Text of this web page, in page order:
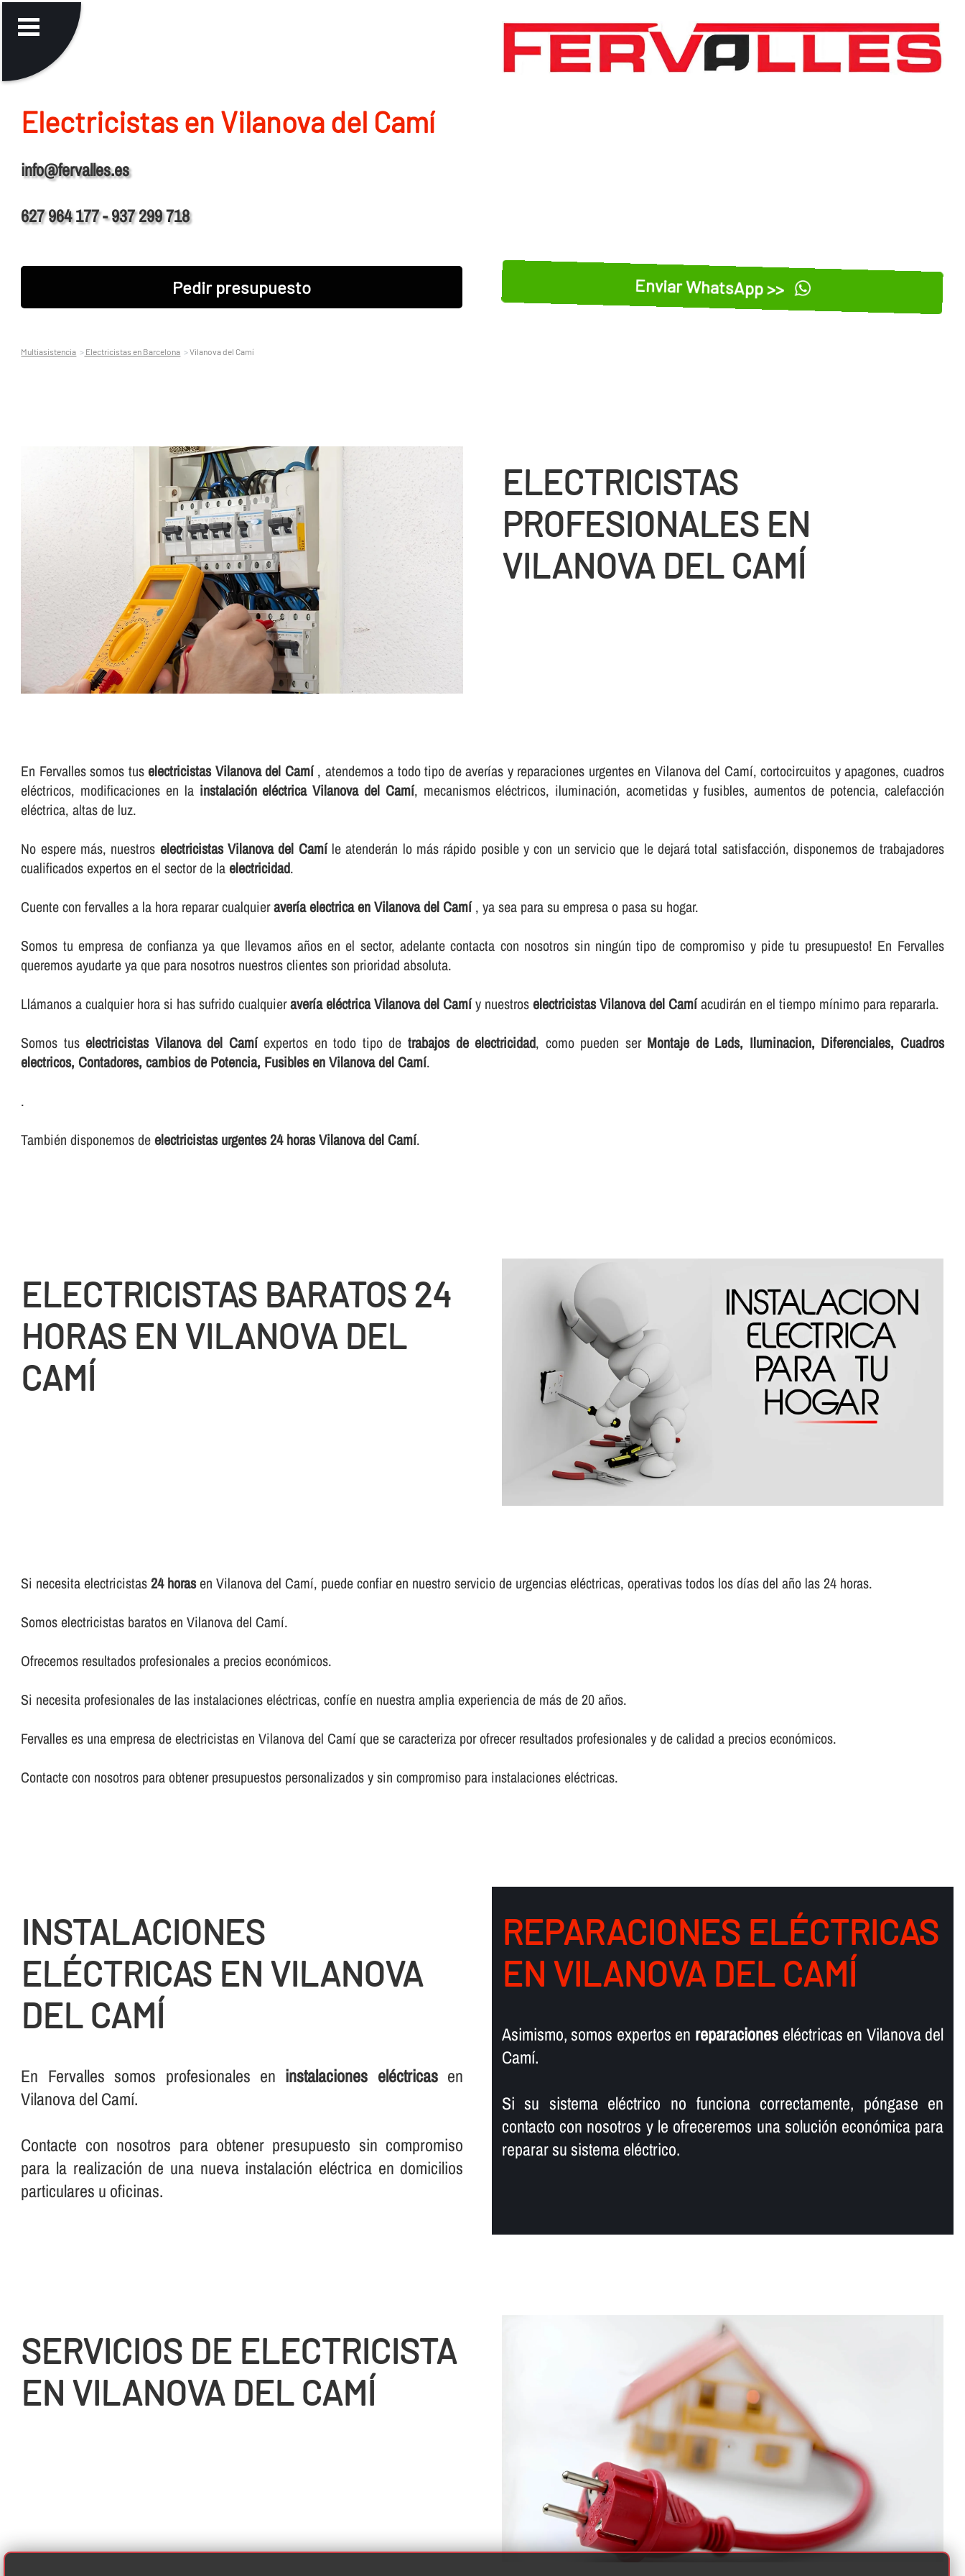
Electricistas en Vilanova del Camí
info@fervalles.es
627 964 177 - 937 299 718
Pedir presupuesto Enviar WhatsApp >>
Multiasistencia Electricistas en Barcelona Vilanova del Camí
ELECTRICISTAS
PROFESIONALES EN
VILANOVA DEL CAMÍ
En Fervalles somos tuselectricistas Vilanova del Camí, atendemos a todo tipo de averí­as y reparaciones urgentes en Vilanova del Camí, cortocircuitos y apagones, cuadros
eléctricos, modificaciones en la instalación eléctrica Vilanova del Camí, mecanismos eléctricos, iluminación, acometidas y fusibles, aumentos de potencia, calefacción
eléctrica, altas de luz.
No espere más, nuestros electricistas Vilanova del Camíle atenderán lo más rápido posible y con un servicio que le dejará total satisfacción, disponemos de trabajadores
cualificados expertos en el sector de laelectricidad.
Cuente con fervalles a la hora reparar cualquieraverí­a electrica en Vilanova del Camí, ya sea para su empresa o pasa su hogar.
Somos tu empresa de confianza ya que llevamos años en el sector, adelante contacta con nosotros sin ningún tipo de compromiso y pide tu presupuesto! En Fervalles
queremos ayudarte ya que para nosotros nuestros clientes son prioridad absoluta.
Llámanos a cualquier hora si has sufrido cualquieraverí­a eléctrica Vilanova del Camíy nuestroselectricistas Vilanova del Camíacudirán en el tiempo mí­nimo para repararla.
Somos tuselectricistas Vilanova del Camíexpertos en todo tipo de trabajos de electricidad, como pueden ser Montaje de Leds, Iluminacion, Diferenciales, Cuadros
electricos, Contadores, cambios de Potencia, Fusibles en Vilanova del Camí.
.
También disponemos deelectricistas urgentes 24 horas Vilanova del Camí.
ELECTRICISTAS BARATOS 24
HORAS EN VILANOVA DEL
CAMÍ
Si necesita electricistas24 horasen Vilanova del Camí, puede confiar en nuestro servicio de urgencias eléctricas, operativas todos los dí­as del año las 24 horas.
Somos electricistas baratos en Vilanova del Camí.
Ofrecemos resultados profesionales a precios económicos.
Si necesita profesionales de las instalaciones eléctricas, confí­e en nuestra amplia experiencia de más de 20 años.
Fervalles es una empresa de electricistas en Vilanova del Camí que se caracteriza por ofrecer resultados profesionales y de calidad a precios económicos.
Contacte con nosotros para obtener presupuestos personalizados y sin compromiso para instalaciones eléctricas.
INSTALACIONES
ELÉCTRICAS EN VILANOVA
DEL CAMÍ
En Fervalles somos profesionales en instalaciones eléctricasen
Vilanova del Camí.
Contacte con nosotros para obtener presupuesto sin compromiso
para la realización de una nueva instalación eléctrica en domicilios
particulares u oficinas.
REPARACIONES ELÉCTRICAS
EN VILANOVA DEL CAMÍ
Asimismo, somos expertos en reparaciones eléctricas en Vilanova del
Camí.
Si su sistema eléctrico no funciona correctamente, póngase en
contacto con nosotros y le ofreceremos una solución económica para
reparar su sistema eléctrico.
SERVICIOS DE ELECTRICISTA
EN VILANOVA DEL CAMÍ